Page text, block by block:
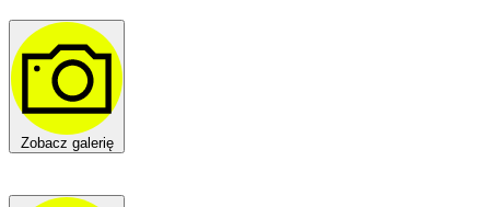
Zobacz galerię